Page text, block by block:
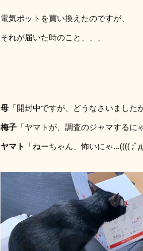
電気ポットを買い換えたのですが、
それが届いた時のこと、、、
母「開封中ですが、どうなさいました
梅子「ヤマトが、調査のジャマするに
ヤマト 「ねーちゃん、怖いにゃ…(((( ;ﾟд